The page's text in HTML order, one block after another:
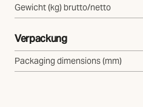
Gewicht (kg) brutto/netto
Verpackung
Packaging dimensions (mm)